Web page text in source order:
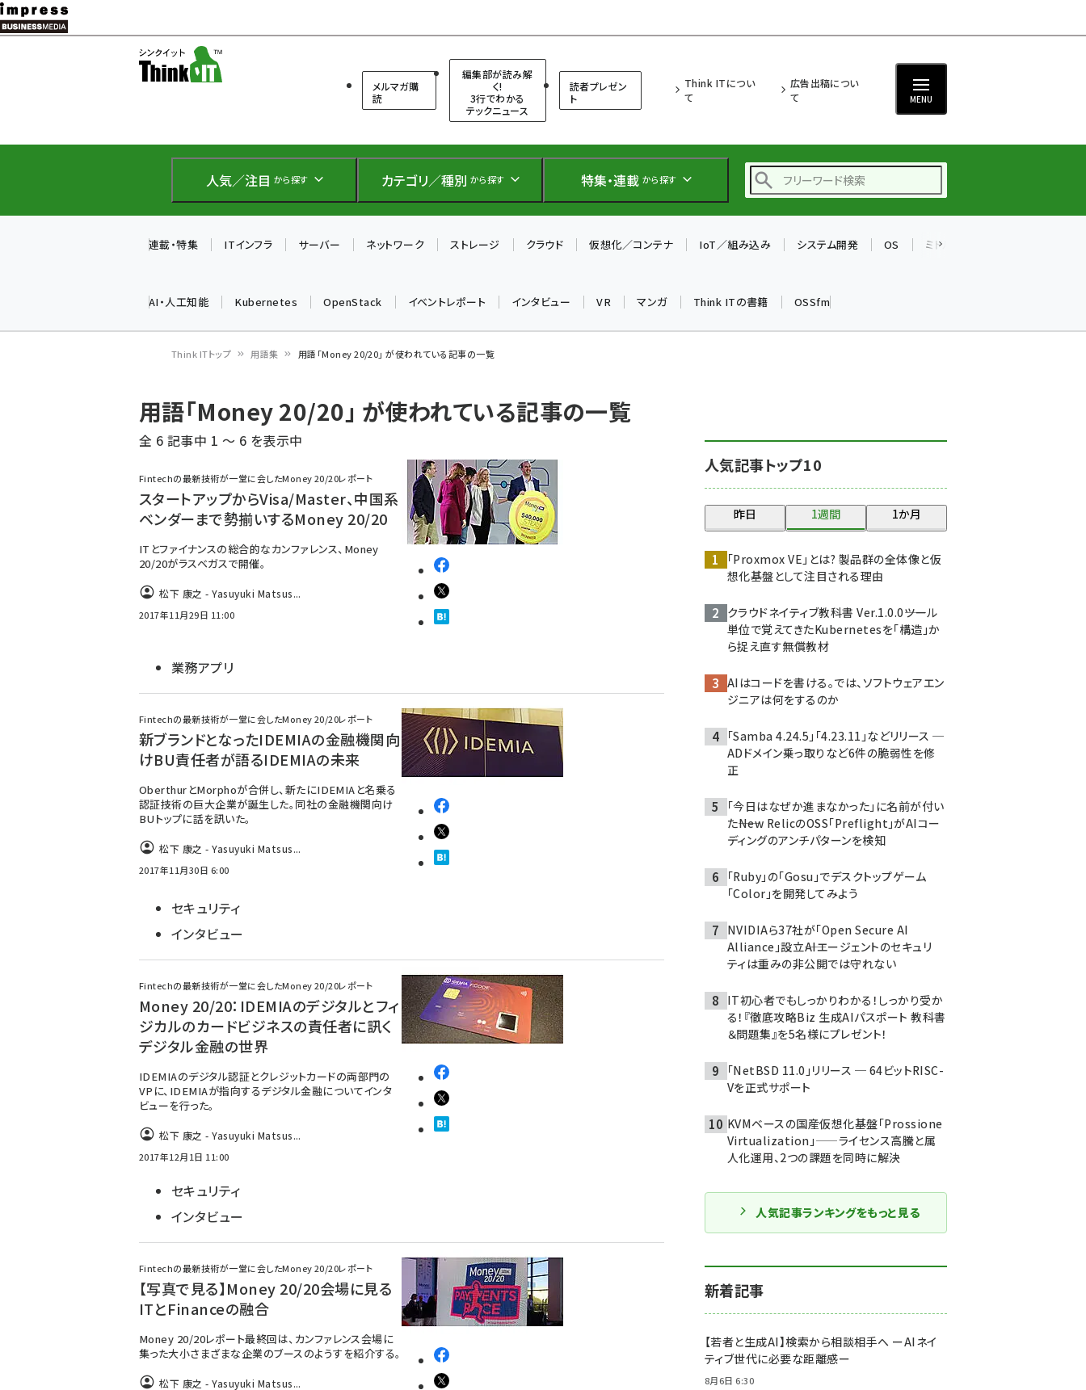
メ
イ
テ
に
メルマガ購
読
編集部が読み解
く!
3行でわかる
テックニュース
読者プレゼン
ト
Think ITについ
て
広告出稿につい
て
MENU
人気／注目 から探す カテゴリ／種別 から探す 特集・連載 から探す
仲間と築いた勝利の絆～
drupal (1940)
genai (1473)
ai crunch (1347)
連載・特集 ITインフラ サーバー ネットワーク ストレージ クラウド 仮想化／コンテナ IoT／組み込み システム開発 OS ミドルウェア
AI・人工知能 Kubernetes OpenStack イベントレポート インタビュー VR マンガ Think ITの書籍 OSSfm
ン
く
ず
Think ITトップ 用語集 用語「Money 20/20」 が使われている記事の一覧
用語「Money 20/20」 が使われている記事の一覧
全 6 記事中 1 ～ 6 を表示中
Fintechの最新技術が一堂に会したMoney 20/20レポート
スタートアップからVisa/Master、中国系
ベンダーまで勢揃いするMoney 20/20
ITとファイナンスの総合的なカンファレンス、Money
20/20がラスベガスで開催。
松下 康之 - Yasuyuki Matsus...
2017年11月29日 11:00
業務アプリ
Fintechの最新技術が一堂に会したMoney 20/20レポート
新ブランドとなったIDEMIAの金融機関向
けBU責任者が語るIDEMIAの未来
OberthurとMorphoが合併し、新たにIDEMIAと名乗る
認証技術の巨大企業が誕生した。同社の金融機関向け
BUトップに話を訊いた。
松下 康之 - Yasuyuki Matsus...
2017年11月30日 6:00
セキュリティ
インタビュー
Fintechの最新技術が一堂に会したMoney 20/20レポート
Money 20/20：IDEMIAのデジタルとフィ
ジカルのカードビジネスの責任者に訊く
デジタル金融の世界
IDEMIAのデジタル認証とクレジットカードの両部門の
VPに、IDEMIAが指向するデジタル金融についてインタ
ビューを行った。
松下 康之 - Yasuyuki Matsus...
2017年12月1日 11:00
セキュリティ
インタビュー
Fintechの最新技術が一堂に会したMoney 20/20レポート
【写真で見る】Money 20/20会場に見る
ITとFinanceの融合
Money 20/20レポート最終回は、カンファレンス会場に
集った大小さまざまな企業のブースのようすを紹介する。
松下 康之 - Yasuyuki Matsus...
人気記事トップ10
昨日 1週間 1か月
「Proxmox VE」とは? 製品群の全体像と仮
想化基盤として注目される理由
クラウドネイティブ教科書 Ver.1.0.0――ツール
単位で覚えてきたKubernetesを「構造」か
ら捉え直す無償教材
AIはコードを書ける。では、ソフトウェアエン
ジニアは何をするのか
「Samba 4.24.5」「4.23.11」などリリース ─
ADドメイン乗っ取りなど6件の脆弱性を修
正
「今日はなぜか進まなかった」に名前が付い
た――New RelicのOSS「Preflight」がAIコー
ディングのアンチパターンを検知
「Ruby」の「Gosu」でデスクトップゲーム
「Color」を開発してみよう
NVIDIAら37社が「Open Secure AI
Alliance」設立――AIエージェントのセキュリ
ティは重みの非公開では守れない
IT初心者でもしっかりわかる！しっかり受か
る！『徹底攻略Biz 生成AIパスポート 教科書
＆問題集』を5名様にプレゼント！
「NetBSD 11.0」リリース ─ 64ビットRISC-
Vを正式サポート
KVMベースの国産仮想化基盤「Prossione
Virtualization」——ライセンス高騰と属
人化運用、2つの課題を同時に解決
人気記事ランキングをもっと見る
新着記事
【若者と生成AI】検索から相談相手へ ーAIネイ
ティブ世代に必要な距離感ー
8月6日 6:30